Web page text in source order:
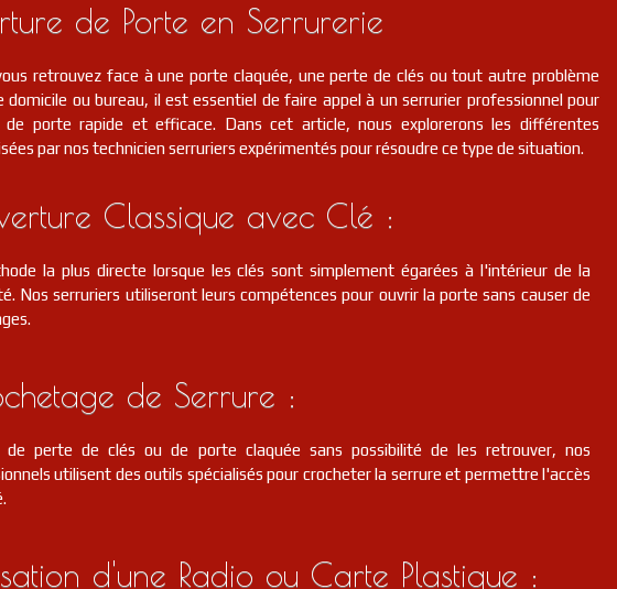
de Porte en Serrurerie
retrouvez face à une porte claquée, une perte de clés ou tout autre problème
domicile ou bureau, il est essentiel de faire appel à un serrurier professionnel pour
de porte rapide et efficace. Dans cet article, nous explorerons les différentes
par nos technicien serruriers expérimentés pour résoudre ce type de situation.
Classique avec Clé :
la plus directe lorsque les clés sont simplement égarées à l'intérieur de la
Nos serruriers utiliseront leurs compétences pour ouvrir la porte sans causer de
de Serrure :
de perte de clés ou de porte claquée sans possibilité de les retrouver, nos
utilisent des outils spécialisés pour crocheter la serrure et permettre l'accès
d'une Radio ou Carte Plastique :